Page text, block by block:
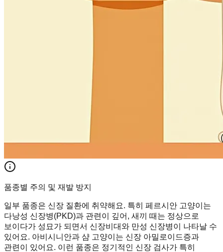
품종별 주의 및 재발 방지
일부 품종은 신장 질환에 취약해요. 특히 페르시안 고양이는
다낭성 신장병(PKD)과 관련이 깊어, 새끼 때는 정상으로
보이다가 성묘가 되면서 신장비대와 만성 신장병이 나타날 수
있어요. 아비시니안과 샴 고양이는 신장 아밀로이드증과
관련이 있어요. 이런 품종은 정기적인 신장 검사가 특히